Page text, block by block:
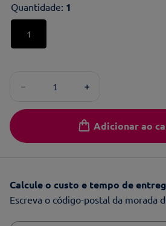
Quantidade: 1
1
＋
－
Adicionar ao
Calcule o custo e tempo de
Escreva o código-postal da morada